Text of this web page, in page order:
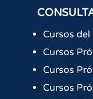
Cursos del
Cursos
Cursos
Cursos